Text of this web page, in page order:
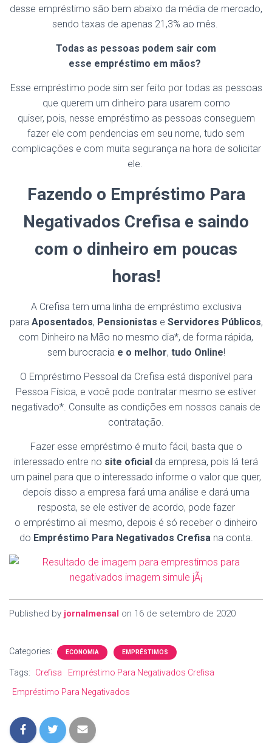
desse empréstimo são bem abaixo da média de mercado,
sendo taxas de apenas 21,3% ao mês.
Todas as pessoas podem sair com
esse empréstimo em mãos?
Esse empréstimo pode sim ser feito por todas as pessoas
que querem um dinheiro para usarem como
quiser, pois, nesse empréstimo as pessoas conseguem
fazer ele com pendencias em seu nome, tudo sem
complicações e com muita segurança na hora de solicitar
ele.
Fazendo o Empréstimo Para
Negativados Crefisa e saindo
com o dinheiro em poucas
horas!
A Crefisa tem uma linha de empréstimo exclusiva
para Aposentados, Pensionistas e Servidores Públicos,
com Dinheiro na Mão no mesmo dia*, de forma rápida,
sem burocracia e o melhor, tudo Online!
O Empréstimo Pessoal da Crefisa está disponível para
Pessoa Física, e você pode contratar mesmo se estiver
negativado*. Consulte as condições em nossos canais de
contratação.
Fazer esse empréstimo é muito fácil, basta que o
interessado entre no site oficial da empresa, pois lá terá
um painel para que o interessado informe o valor que quer,
depois disso a empresa fará uma análise e dará uma
resposta, se ele estiver de acordo, pode fazer
o empréstimo ali mesmo, depois é só receber o dinheiro
do Empréstimo Para Negativados Crefisana conta.
Published by jornalmensal on 16 de setembro de 2020
Categories: ECONOMIA EMPRÉSTIMOS
Tags: Crefisa
Empréstimo Para Negativados Crefisa
Empréstimo Para Negativados